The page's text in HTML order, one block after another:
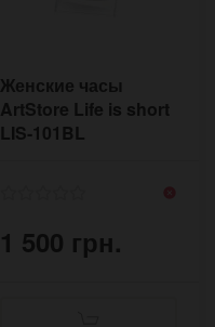
Женские часы
ArtStore Life is short
LIS-101BL
1 500 грн.